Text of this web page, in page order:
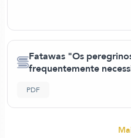
Fatawas "Os
frequentemente
PDF